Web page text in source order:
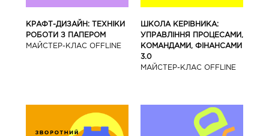
КРАФТ-ДИЗАЙН: ТЕХНІКИ
РОБОТИ З ПАПЕРОМ
МАЙCТЕР-КЛАС OFFLINE
ШКОЛА КЕРІВНИКА:
УПРАВЛІННЯ ПРОЦЕСАМИ,
КОМАНДАМИ, ФІНАНСАМИ
3.0
МАЙCТЕР-КЛАС OFFLINE